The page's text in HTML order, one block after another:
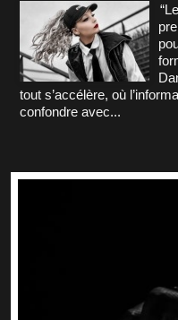
tout s’accélère, où
confondre avec...